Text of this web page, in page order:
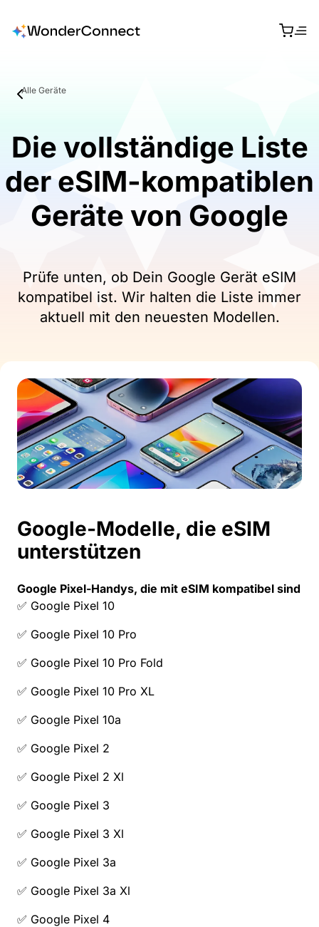
Alle Geräte
Die vollständige Liste
der eSIM-kompatiblen
Geräte von Google
Prüfe unten, ob Dein Google Gerät eSIM
kompatibel ist. Wir halten die Liste immer
aktuell mit den neuesten Modellen.
Google-Modelle, die eSIM
unterstützen
Google Pixel-Handys, die mit eSIM kompatibel sind
✅ Google Pixel 10
✅ Google Pixel 10 Pro
✅ Google Pixel 10 Pro Fold
✅ Google Pixel 10 Pro XL
✅ Google Pixel 10a
✅ Google Pixel 2
✅ Google Pixel 2 Xl
✅ Google Pixel 3
✅ Google Pixel 3 Xl
✅ Google Pixel 3a
✅ Google Pixel 3a Xl
✅ Google Pixel 4